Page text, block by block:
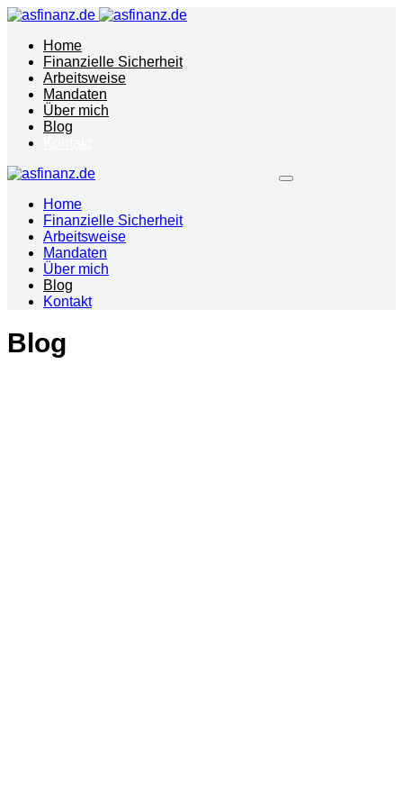
Home
Finanzielle Sicherheit
Arbeitsweise
Mandaten
Über mich
Blog
Home
Finanzielle Sicherheit
Arbeitsweise
Mandaten
Über mich
Blog
Kontakt
Blog